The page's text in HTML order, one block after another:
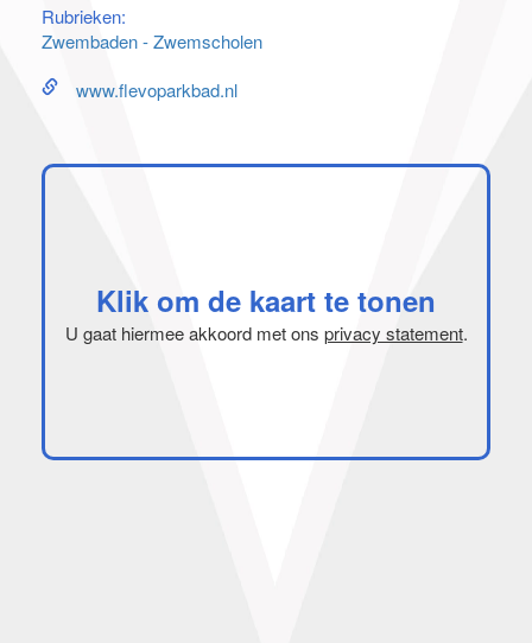
Rubrieken:
Zwembaden - Zwemscholen
www.flevoparkbad.nl
Klik om de kaart te tonen
U gaat hiermee akkoord met ons privacy statement.